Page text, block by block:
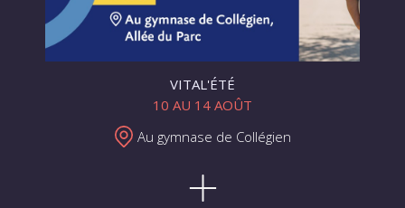
VITAL'ÉTÉ
10 AU 14 AOÛT
Au gymnase de Collégien